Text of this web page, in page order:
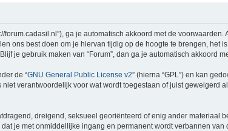
forum.cadasil.nl”), ga je automatisch akkoord met de
ons best doen om je hiervan tijdig op de hoogte te brengen, het
je gebruik maken van “Forum”, dan ga je automatisch akkoord
de “GNU General Public License v2” (hierna “GPL”) en kan
verantwoordelijk voor wat wordt toegestaan of juist
dreigend, seksueel georiënteerd of enig ander materiaal
je met onmiddellijke ingang en permanent wordt verbannen